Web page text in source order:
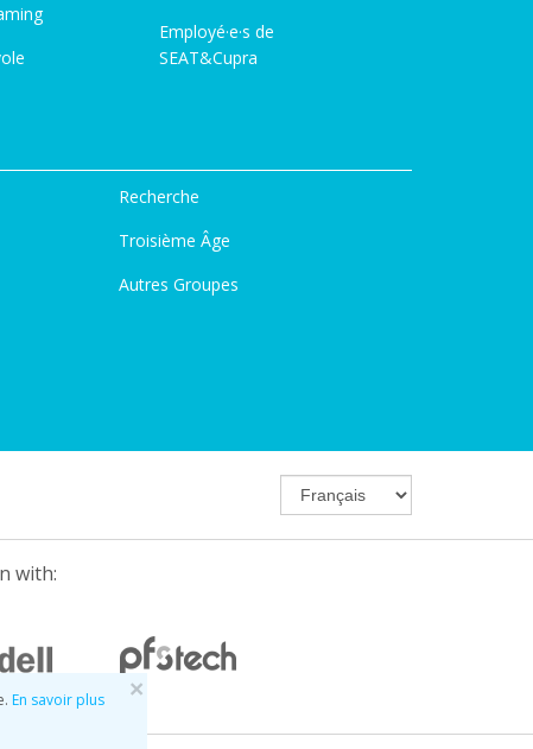
×
En savoir plus
Employé·e·s de
SEAT&Cupra
Recherche
Troisième Âge
Autres Groupes
with: